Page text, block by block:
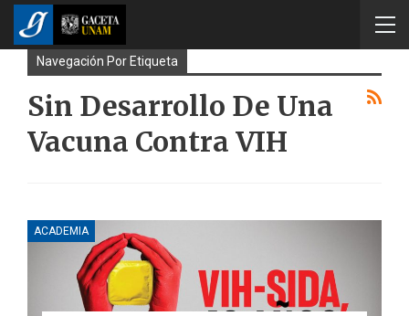
Navegación Por Etiqueta
Sin Desarrollo De Una
Vacuna Contra VIH
ACADEMIA